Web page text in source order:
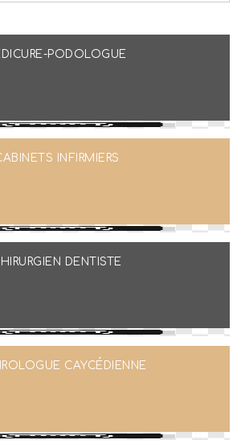
PODOLOGUE
INFIRMIERS
DENTISTE
CAYCÉDIENNE